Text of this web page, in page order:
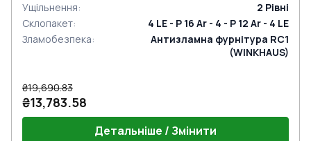
Ущільнення: 2 Рівні
Склопакет:
4 LE - P 16 Ar - 4 - P 12 Ar - 4 LE
Зламобезпека:
Антизламна фурнітура RC1
(WINKHAUS)
₴19,690.83
₴13,783.58
Детальніше / Змінити